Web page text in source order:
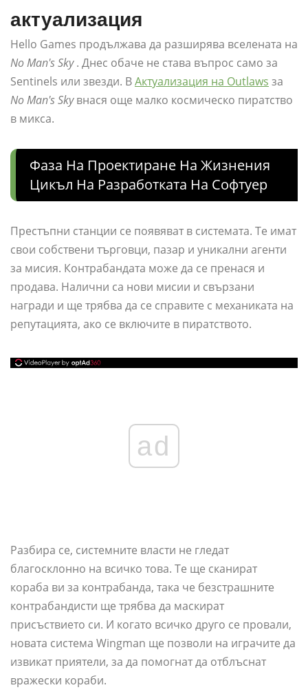
актуализация
Hello Games продължава да разширява вселената на
No Man's Sky. Днес обаче не става въпрос само за
Sentinels или звезди. ВАктуализация на Outlaws за
No Man's Skyвнася още малко космическо пиратство
в микса.
Фаза На Проектиране На Жизнения
Цикъл На Разработката На Софтуер
Престъпни станции се появяват в системата. Те имат
свои собствени търговци, пазар и уникални агенти
за мисия. Контрабандата може да се пренася и
продава. Налични са нови мисии и свързани
награди и ще трябва да се справите с механиката на
репутацията, ако се включите в пиратството.
ad
Разбира се, системните власти не гледат
благосклонно на всичко това. Те ще сканират
кораба ви за контрабанда, така че безстрашните
контрабандисти ще трябва да маскират
присъствието си. И когато всичко друго се провали,
новата система Wingman ще позволи на играчите да
извикат приятели, за да помогнат да отблъснат
вражески кораби.